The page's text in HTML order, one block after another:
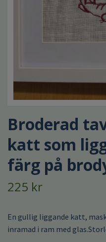
Broderad
katt som
färg på
225 kr
En gullig liggande katt,
inramad i ram med